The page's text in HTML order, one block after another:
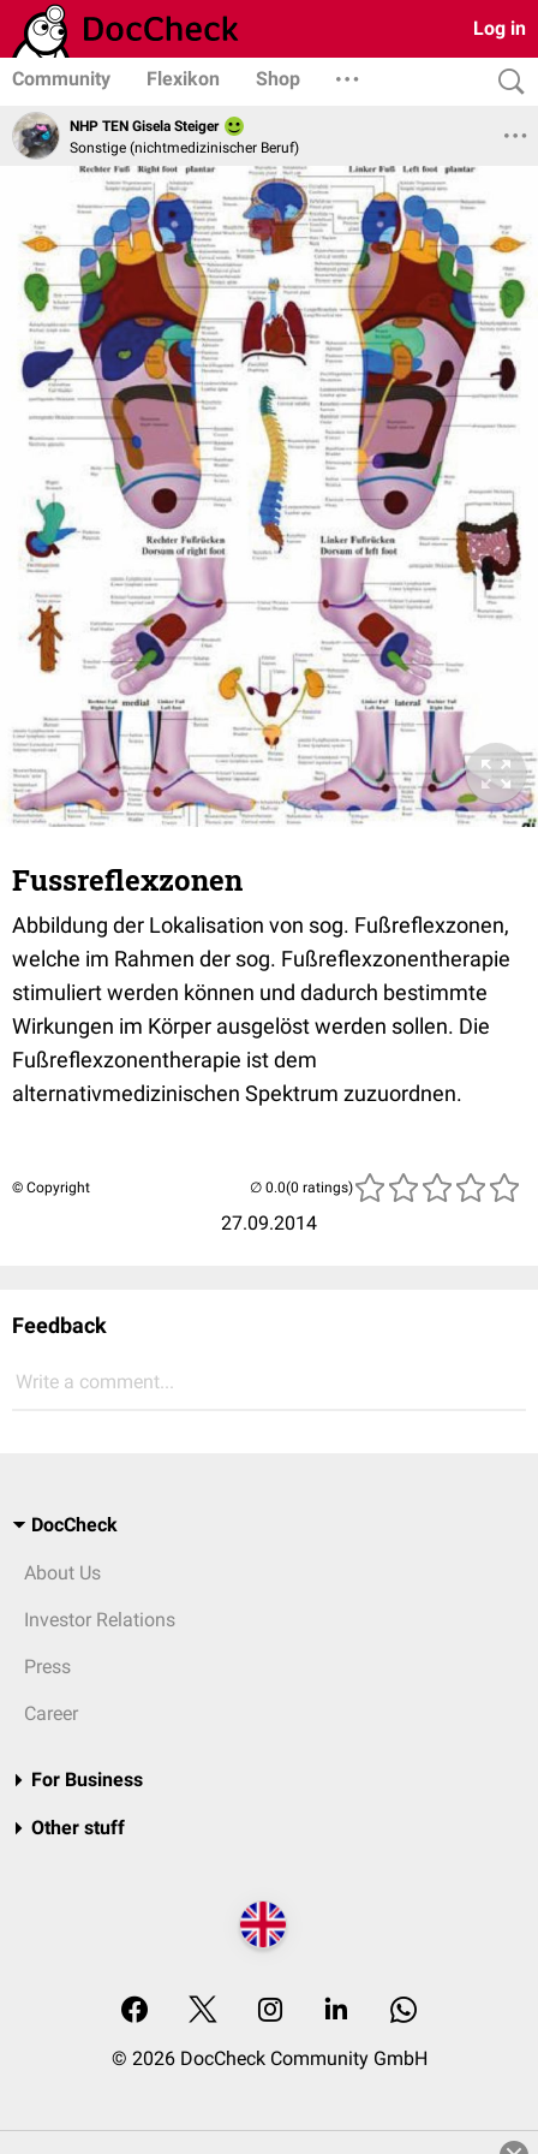
Log in
Community Flexikon Shop
NHP TEN Gisela Steiger
Sonstige (nichtmedizinischer Beruf)
Fussreflexzonen
Abbildung der Lokalisation von sog. Fußreflexzonen,
welche im Rahmen der sog. Fußreflexzonentherapie
stimuliert werden können und dadurch bestimmte
Wirkungen im Körper ausgelöst werden sollen. Die
Fußreflexzonentherapie ist dem
alternativmedizinischen Spektrum zuzuordnen.
© Copyright
27.09.2014
(0 ratings)
Feedback
Write a comment...
DocCheck
About Us
Investor Relations
Press
Career
For Business
Other stuff
© 2026 DocCheck Community GmbH